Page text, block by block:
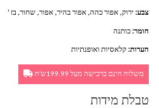
צבע: ירוק, אפור כהה, אפור בהיר, אפור, שחור, בז '
חומר: כותנה
הערות: קלאסיות ואופנתיות
משלוח חינם ברכישה מעל 199.99ש'ח
טבלת מידות